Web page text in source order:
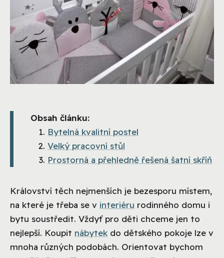
Obsah článku:
Bytelná kvalitní postel
Velký pracovní stůl
Prostorná a přehledně řešená šatní skříň
Království těch nejmenších je bezesporu místem,
na které je třeba se v interiéru rodinného domu i
bytu soustředit. Vždyť pro děti chceme jen to
nejlepší. Koupit nábytek do dětského pokoje lze v
mnoha různých podobách. Orientovat bychom